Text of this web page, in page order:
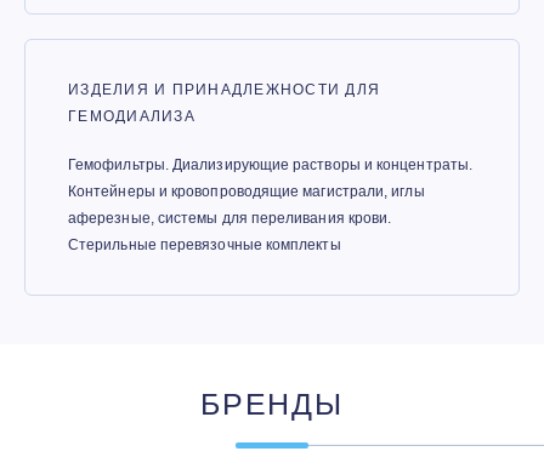
ИЗДЕЛИЯ И ПРИНАДЛЕЖНОСТИ ДЛЯ
ГЕМОДИАЛИЗА
Гемофильтры. Диализирующие растворы и концентраты.
Контейнеры и кровопроводящие магистрали, иглы
аферезные, системы для переливания крови.
Стерильные перевязочные комплекты
БРЕНДЫ